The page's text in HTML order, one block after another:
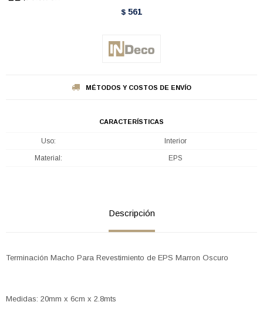
$ 561
MÉTODOS Y COSTOS DE ENVÍO
CARACTERÍSTICAS
Uso Interior
Material EPS
Descripción
Terminación Macho Para Revestimiento de EPS Marron Oscuro
Medidas: 20mm x 6cm x 2.8mts